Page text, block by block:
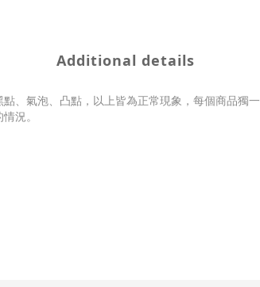
Additional details
、氣泡、凸點，以上皆為正常現象，每個商品獨
況。